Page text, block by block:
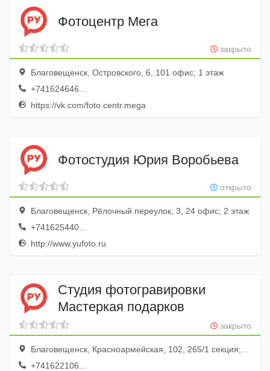
Фотоцентр Мега
закрыто
Благовещенск, Островского, 6, 101 офис; 1 этаж
+741624646...
https://vk.com/foto.centr.mega
Фотостудия Юрия Воробьева
открыто
Благовещенск, Рёлочный переулок, 3, 24 офис; 2 этаж
+741625440...
http://www.yufoto.ru
Студия фотогравировки
Мастеркая подарков
закрыто
Благовещенск, Красноармейская, 102, 265/1 секция; 2 этаж
+741622106...